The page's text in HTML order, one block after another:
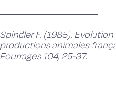
Spindler F. (1985). Evolution
productions animales
Fourrages 104, 25-37.